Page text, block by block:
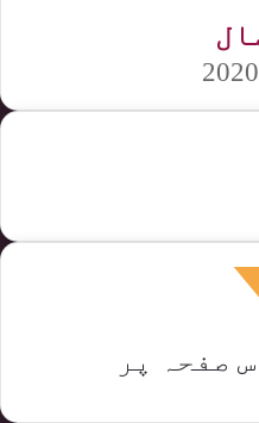
صفحہ پر